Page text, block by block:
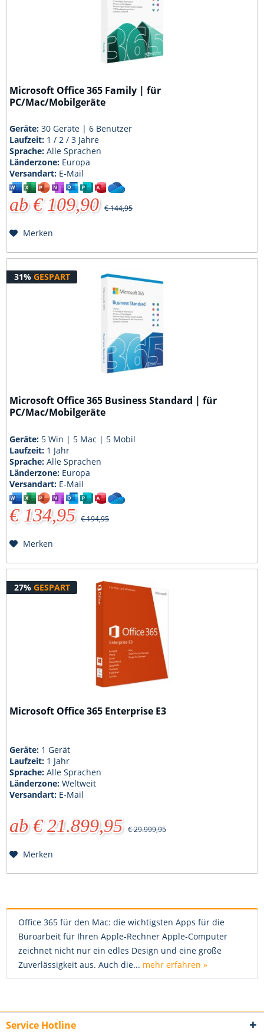
Microsoft Office 365 Family | für
PC/Mac/Mobilgeräte
Geräte:30 Geräte | 6 Benutzer
Laufzeit: 1 / 2 / 3 Jahre
Sprache:Alle Sprachen
Länderzone: Europa
Versandart: E-Mail
ab € 109,90 € 144,95
Merken
31% GESPART
Microsoft Office 365 Business Standard | für
PC/Mac/Mobilgeräte
Geräte: 5 Win | 5 Mac | 5 Mobil
Laufzeit: 1 Jahr
Sprache:Alle Sprachen
Länderzone: Europa
Versandart: E-Mail
€ 134,95 € 194,95
Merken
27% GESPART
Microsoft Office 365 Enterprise E3
Geräte: 1 Gerät
Laufzeit: 1 Jahr
Sprache:Alle Sprachen
Länderzone:Weltweit
Versandart: E-Mail
ab € 21.899,95 € 29.999,95
Merken
Office 365 für den Mac: die wichtigsten Apps für die
Büroarbeit für Ihren Apple-Rechner Apple-Computer
zeichnet nicht nur ein edles Design und eine große
Zuverlässigkeit aus. Auch die... mehr erfahren »
Service Hotline